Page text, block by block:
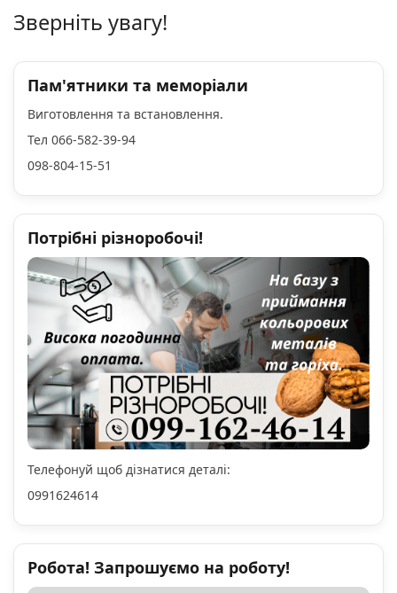
Зверніть увагу!
Пам'ятники та меморіали
Виготовлення та встановлення.
Тел 066-582-39-94
098-804-15-51
Потрібні різноробочі!
Телефонуй щоб дізнатися деталі:
0991624614
Робота! Запрошуємо на роботу!